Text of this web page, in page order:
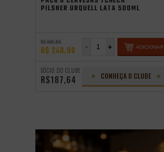
PILSNER URQUELL LATA 500ML
R$ 359,88
R$ 240,98 +
- ADICIONAR
SÓCIO DO CLUBE
R$187,64 CONHEÇA O CLUBE